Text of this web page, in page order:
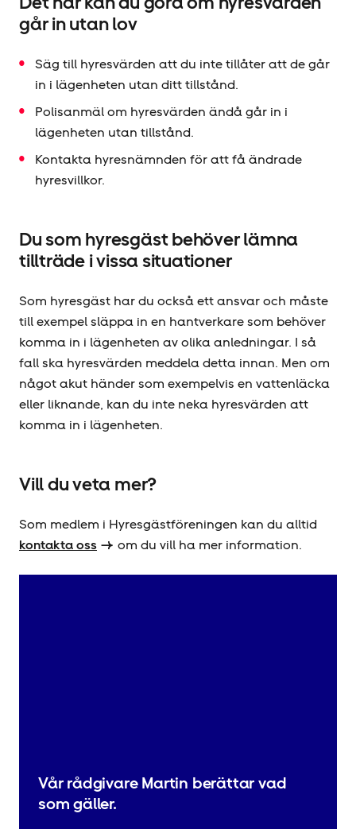
går in utan lov
Säg till hyresvärden att du inte tillåter att de går
in i lägenheten utan ditt tillstånd.
Polisanmäl om hyresvärden ändå går in i
lägenheten utan tillstånd.
Kontakta hyresnämnden för att få ändrade
hyresvillkor.
Du som hyresgäst behöver lämna
tillträde i vissa situationer
Som hyresgäst har du också ett ansvar och måste
till exempel släppa in en hantverkare som behöver
komma in i lägenheten av olika anledningar. I så
fall ska hyresvärden meddela detta innan. Men om
något akut händer som exempelvis en vattenläcka
eller liknande, kan du inte neka hyresvärden att
komma in i lägenheten.
Vill du veta mer?
Som medlem i Hyresgäst­föreningen kan du alltid
kontakta oss
om du vill ha mer information.
Vår rådgivare Martin berättar vad
som gäller.